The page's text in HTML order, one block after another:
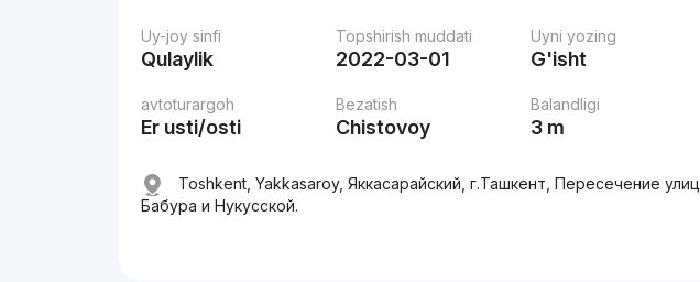
Uy-joy sinfi
Qulaylik
Topshirish muddati
2022-03-01
Uyni yozing
G'isht
avtoturargoh
Er usti/osti
Bezatish
Chistovoy
Balandligi
3 m
Toshkent, Yakkasaroy, Яккасарайский, г.Ташкент, Пересечение улиц
Бабура и Нукусской.